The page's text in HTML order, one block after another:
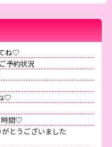
ね♡
予約状況
♡
時間♡
とうございました